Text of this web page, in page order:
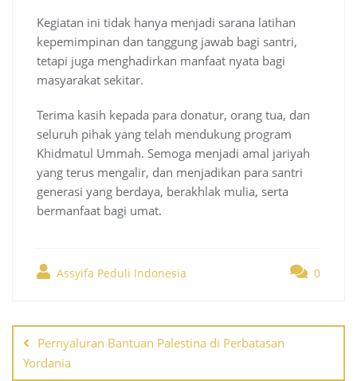
Kegiatan ini tidak hanya menjadi sarana latihan
kepemimpinan dan tanggung jawab bagi santri,
tetapi juga menghadirkan manfaat nyata bagi
masyarakat sekitar.
Terima kasih kepada para donatur, orang tua, dan
seluruh pihak yang telah mendukung program
Khidmatul Ummah. Semoga menjadi amal jariyah
yang terus mengalir, dan menjadikan para santri
generasi yang berdaya, berakhlak mulia, serta
bermanfaat bagi umat.
Assyifa Peduli Indonesia 0
navigation
Pernyaluran Bantuan Palestina di Perbatasan
Yordania